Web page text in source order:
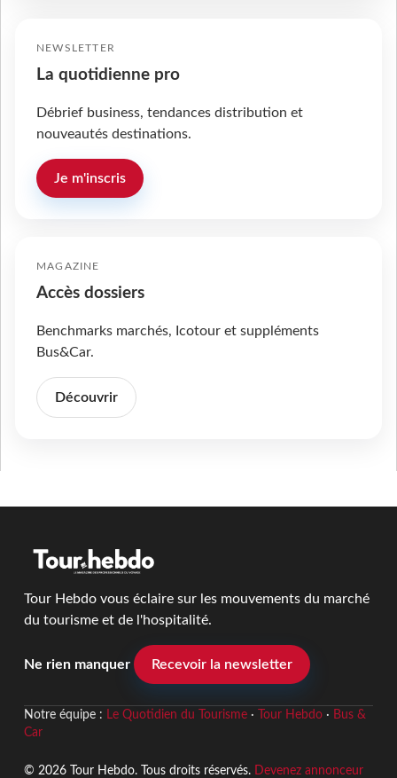
NEWSLETTER
La quotidienne pro
Débrief business, tendances distribution et
nouveautés destinations.
Je m'inscris
MAGAZINE
Accès dossiers
Benchmarks marchés, Icotour et suppléments
Bus&Car.
Découvrir
Tour Hebdo vous éclaire sur les mouvements du marché
du tourisme et de l'hospitalité.
Ne rien manquer Recevoir la newsletter
Notre équipe : Le Quotidien du Tourisme· Tour Hebdo· Bus &
Car
© 2026 Tour Hebdo. Tous droits réservés. Devenez annonceur